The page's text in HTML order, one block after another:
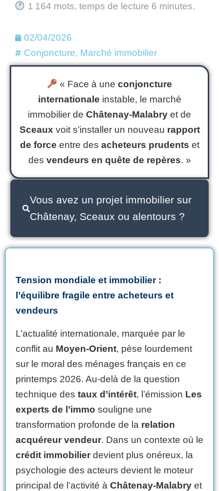
1 164 mots, temps de lecture 6 minutes.
02/04/2026
Conjoncture, Marché immobilier
« Face à uneconjoncture
internationale instable, le marché
immobilier de Châtenay-Malabry et de
Sceauxvoit s’installer un nouveau rapport
de force entre des acheteurs prudents et
des vendeurs en quête de repères. »
Vous avez un projet immobilier sur
Châtenay, Sceaux ou alentours ?
Tension mondiale et immobilier :
l’équilibre fragile entre acheteurs et
vendeurs
L’actualité internationale, marquée par le
conflit au Moyen-Orient, pèse lourdement
sur le moral des ménages français en ce
printemps 2026. Au-delà de la question
technique des taux d’intérêt, l’émission Les
experts de l’immo souligne une
transformation profonde de la relation
acquéreur vendeur. Dans un contexte où le
crédit immobilier devient plus onéreux, la
psychologie des acteurs devient le moteur
principal de l’activité à Châtenay-Malabry et